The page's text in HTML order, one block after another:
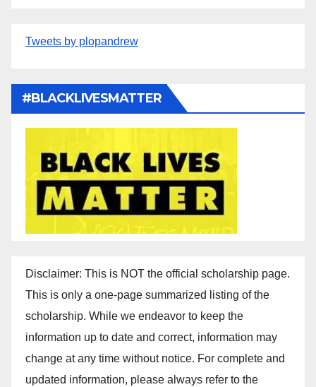
Tweets by plopandrew
#BLACKLIVESMATTER
Disclaimer: This is NOT the official scholarship page.
This is only a one-page summarized listing of the
scholarship. While we endeavor to keep the
information up to date and correct, information may
change at any time without notice. For complete and
updated information, please always refer to the